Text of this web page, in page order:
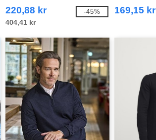
SWEATSHIRT
220,88 kr
404,41 kr
-45% 169,15 kr